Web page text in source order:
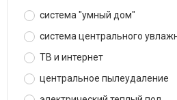
система "умный дом"
система центрального
ТВ и интернет
центральное пылеудаление